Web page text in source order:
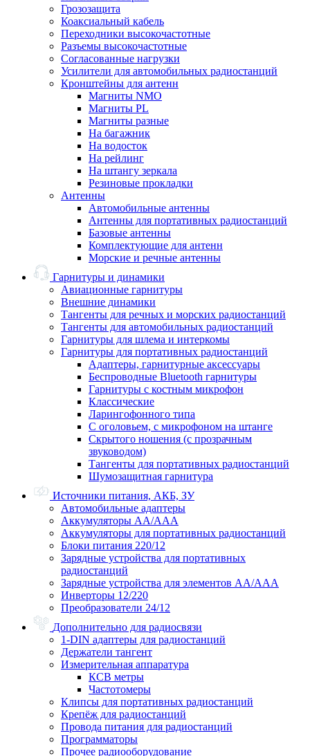
Грозозащита
Коаксиальный кабель
Переходники высокочастотные
Разъемы высокочастотные
Согласованные нагрузки
Усилители для автомобильных радиостанций
Кронштейны для антенн
Магниты NMO
Магниты PL
Магниты разные
На багажник
На водосток
На рейлинг
На штангу зеркала
Резиновые прокладки
Антенны
Автомобильные антенны
Антенны для портативных радиостанций
Базовые антенны
Комплектующие для антенн
Морские и речные антенны
Гарнитуры и динамики
Авиационные гарнитуры
Внешние динамики
Тангенты для речных и морских радиостанций
Тангенты для автомобильных радиостанций
Гарнитуры для шлема и интеркомы
Гарнитуры для портативных радиостанций
Адаптеры, гарнитурные аксессуары
Беспроводные Bluetooth гарнитуры
Гарнитуры с костным микрофон
Классические
Ларингофонного типа
С оголовьем, с микрофоном на штанге
Скрытого ношения (с прозрачным
звуководом)
Тангенты для портативных радиостанций
Шумозащитная гарнитура
Источники питания, АКБ, ЗУ
Автомобильные адаптеры
Аккумуляторы АА/ААА
Аккумуляторы для портативных радиостанций
Блоки питания 220/12
Зарядные устройства для портативных
радиостанций
Зарядные устройства для элементов АА/ААА
Инверторы 12/220
Преобразователи 24/12
Дополнительно для радиосвязи
1-DIN адаптеры для радиостанций
Держатели тангент
Измерительная аппаратура
КСВ метры
Частотомеры
Клипсы для портативных радиостанций
Крепёж для радиостанций
Провода питания для радиостанций
Программаторы
Прочее радиооборудование